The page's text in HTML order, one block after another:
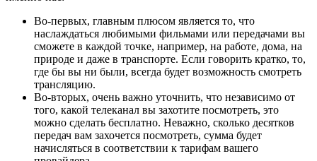
Во-первых, главным плюсом является то, что
наслаждаться любимыми фильмами или передачами вы
сможете в каждой точке, например, на работе, дома, на
природе и даже в транспорте. Если говорить кратко, то,
где бы вы ни были, всегда будет возможность смотреть
трансляцию.
Во-вторых, очень важно уточнить, что независимо от
того, какой телеканал вы захотите посмотреть, это
можно сделать бесплатно. Неважно, сколько десятков
передач вам захочется посмотреть, сумма будет
начисляться в соответствии к тарифам вашего